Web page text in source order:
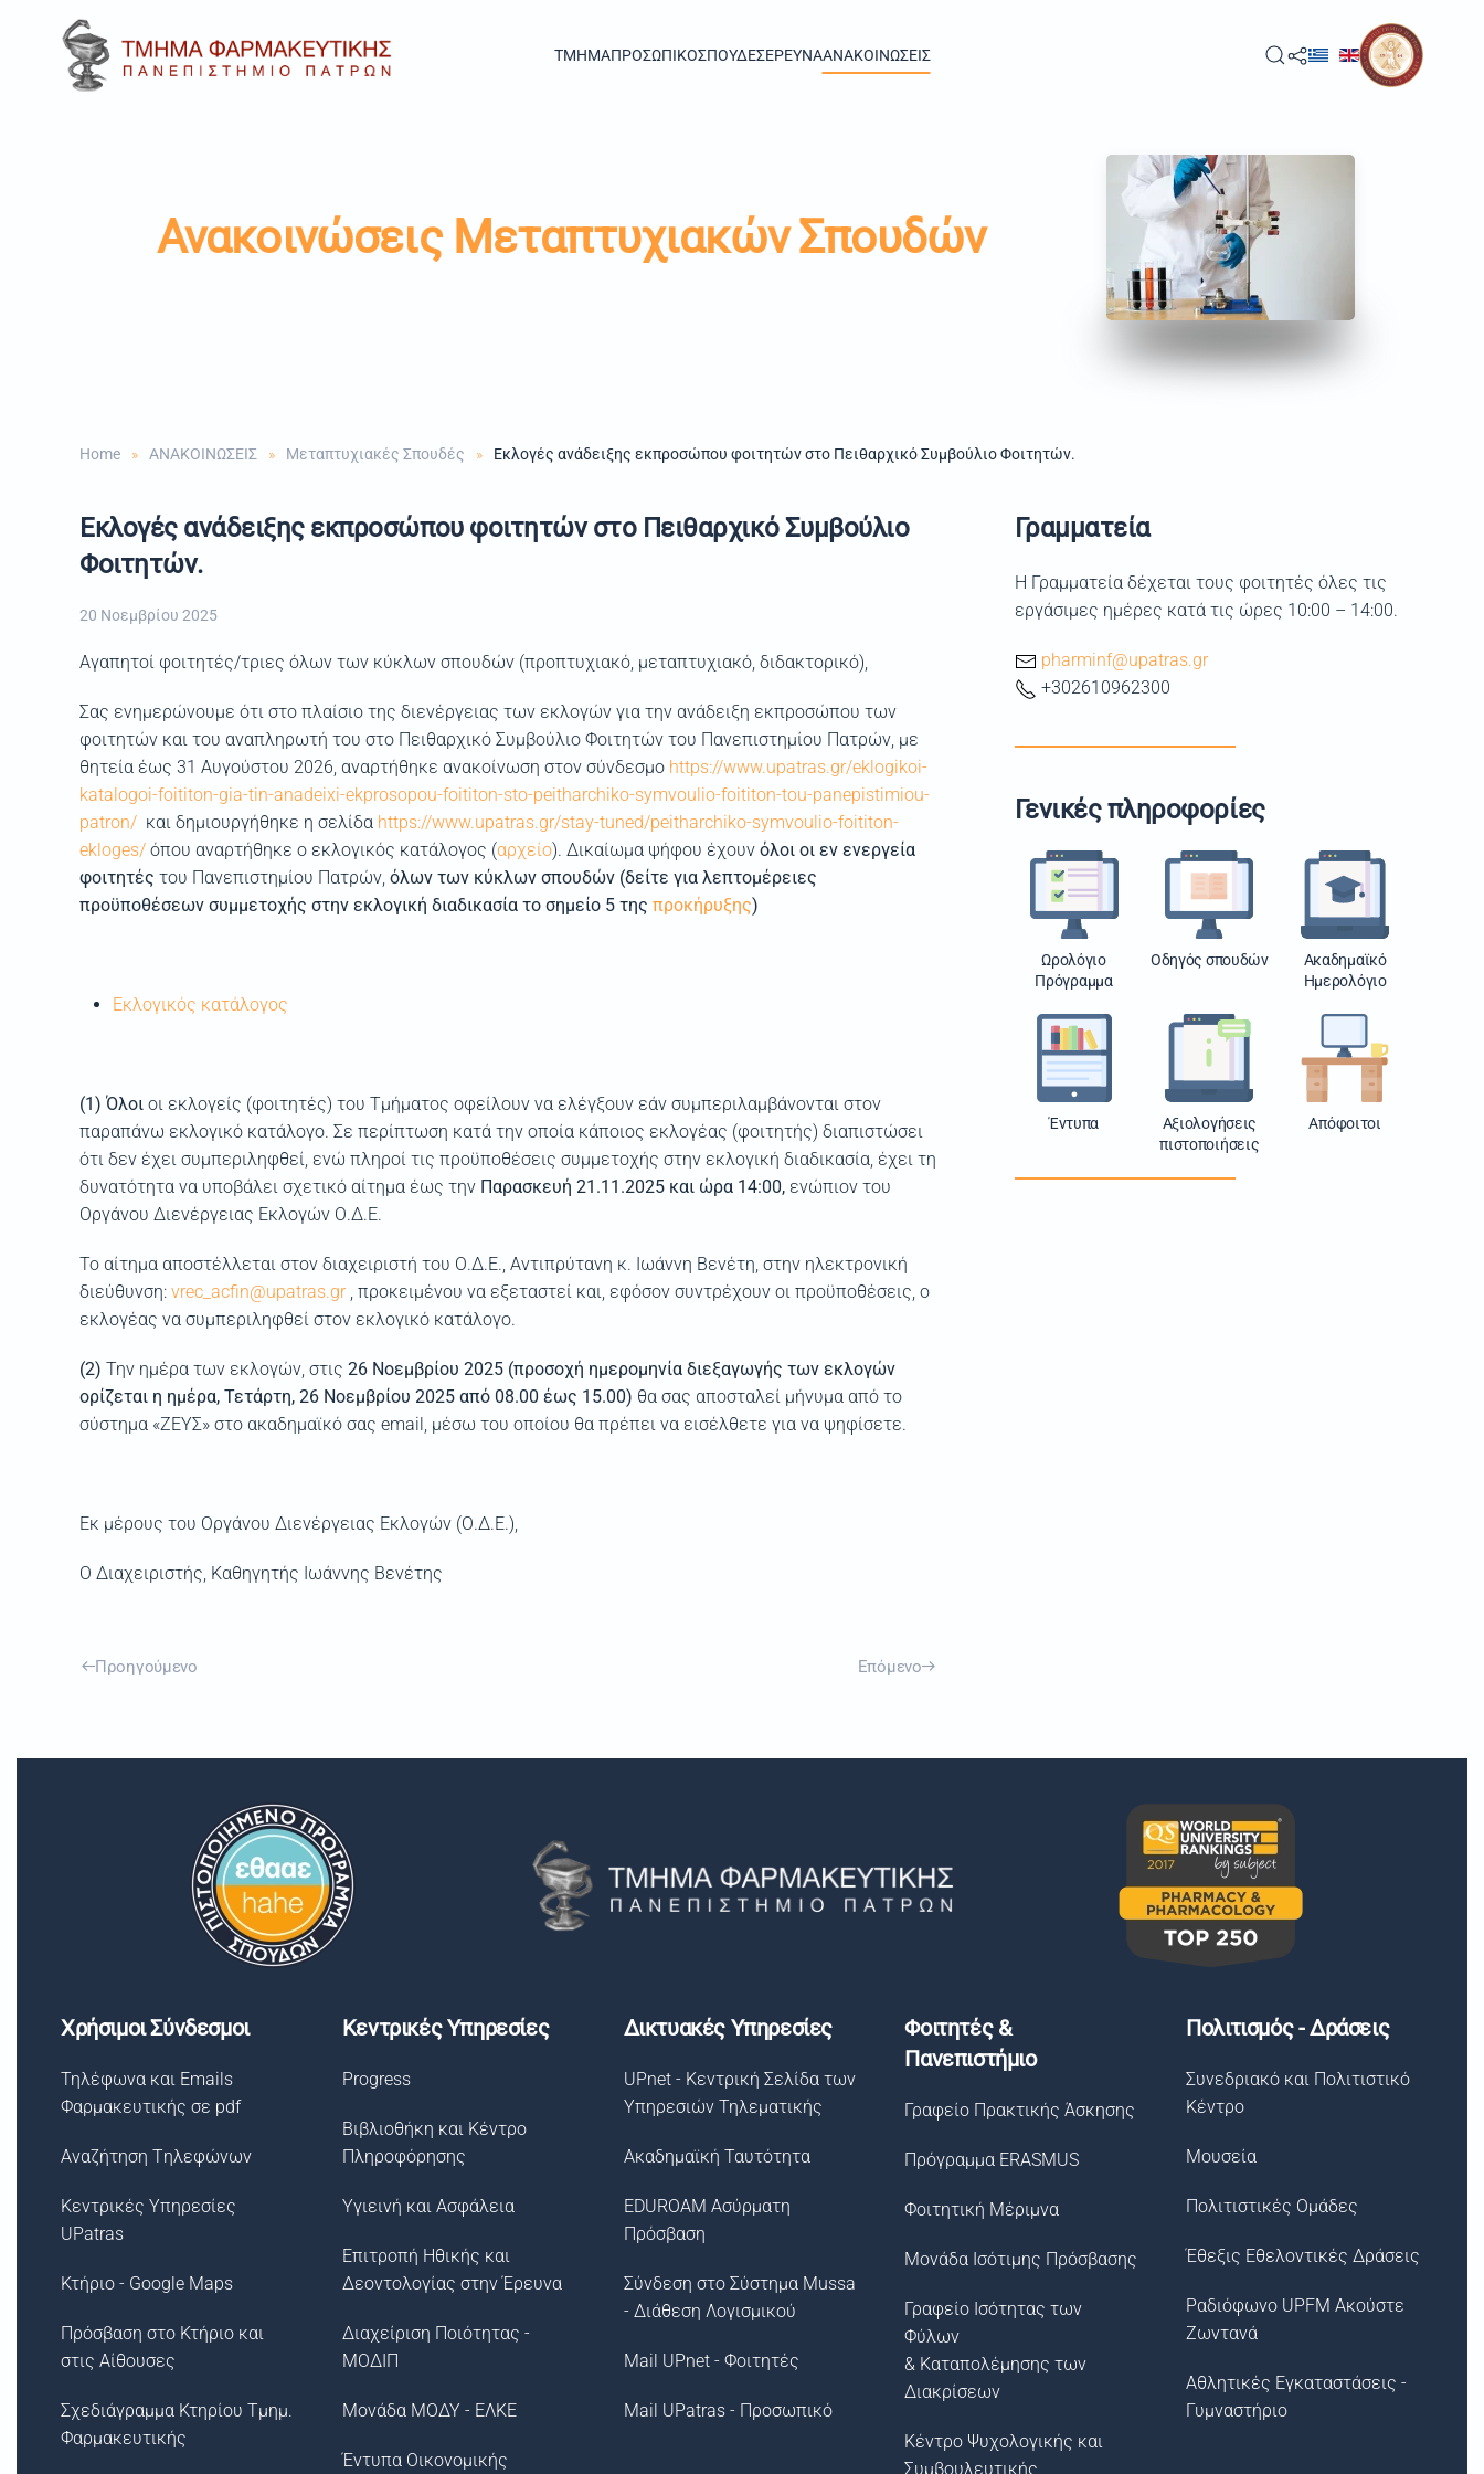
Skip to main content TMHMAΠΡΟΣΩΠΙΚΟΣΠΟΥΔΕΣΕΡΕΥΝΑΑΝΑΚΟΙΝΩΣΕΙΣ
Ανακοινώσεις Μεταπτυχιακών Σπουδών
Home ΑΝΑΚΟΙΝΩΣΕΙΣ Μεταπτυχιακές Σπουδές Εκλογές ανάδειξης εκπροσώπου φοιτητών στο Πειθαρχικό Συμβούλιο Φοιτητών.
Εκλογές ανάδειξης εκπροσώπου φοιτητών στο Πειθαρχικό Συμβούλιο
Φοιτητών.
20 Νοεμβρίου 2025
Αγαπητοί φοιτητές/τριες όλων των κύκλων σπουδών (προπτυχιακό, μεταπτυχιακό, διδακτορικό),
Σας ενημερώνουμε ότι στο πλαίσιο της διενέργειας των εκλογών για την ανάδειξη εκπροσώπου των
φοιτητών και του αναπληρωτή του στο Πειθαρχικό Συμβούλιο Φοιτητών του Πανεπιστημίου Πατρών, με
θητεία έως 31 Αυγούστου 2026, αναρτήθηκε ανακοίνωση στον σύνδεσμο https://www.upatras.gr/eklogikoi-
katalogoi-foititon-gia-tin-anadeixi-ekprosopou-foititon-sto-peitharchiko-symvoulio-foititon-tou-panepistimiou-
patron/ και δημιουργήθηκε η σελίδα https://www.upatras.gr/stay-tuned/peitharchiko-symvoulio-foititon-
ekloges/ όπου αναρτήθηκε ο εκλογικός κατάλογος (αρχείο). Δικαίωμα ψήφου έχουν όλοι οι εν ενεργεία
φοιτητές του Πανεπιστημίου Πατρών, όλων των κύκλων σπουδών (δείτε για λεπτομέρειες
προϋποθέσεων συμμετοχής στην εκλογική διαδικασία το σημείο 5 της προκήρυξης)
Εκλογικός κατάλογος
(1) Όλοι οι εκλογείς (φοιτητές) του Τμήματος οφείλουν να ελέγξουν εάν συμπεριλαμβάνονται στον
παραπάνω εκλογικό κατάλογο. Σε περίπτωση κατά την οποία κάποιος εκλογέας (φοιτητής) διαπιστώσει
ότι δεν έχει συμπεριληφθεί, ενώ πληροί τις προϋποθέσεις συμμετοχής στην εκλογική διαδικασία, έχει τη
δυνατότητα να υποβάλει σχετικό αίτημα έως την Παρασκευή 21.11.2025 και ώρα 14:00, ενώπιον του
Οργάνου Διενέργειας Εκλογών Ο.Δ.Ε.
Το αίτημα αποστέλλεται στον διαχειριστή του Ο.Δ.Ε., Αντιπρύτανη κ. Ιωάννη Βενέτη, στην ηλεκτρονική
διεύθυνση: vrec_acfin@upatras.gr, προκειμένου να εξεταστεί και, εφόσον συντρέχουν οι προϋποθέσεις, ο
εκλογέας να συμπεριληφθεί στον εκλογικό κατάλογο.
(2) Την ημέρα των εκλογών, στις 26 Νοεμβρίου 2025 (προσοχή ημερομηνία διεξαγωγής των εκλογών
ορίζεται η ημέρα, Τετάρτη, 26 Νοεμβρίου 2025 από 08.00 έως 15.00) θα σας αποσταλεί μήνυμα από το
σύστημα «ΖΕΥΣ» στο ακαδημαϊκό σας email, μέσω του οποίου θα πρέπει να εισέλθετε για να ψηφίσετε.
Εκ μέρους του Οργάνου Διενέργειας Εκλογών (Ο.Δ.Ε.),
Ο Διαχειριστής, Καθηγητής Ιωάννης Βενέτης
Προηγούμενο Επόμενο
Γραμματεία
Η Γραμματεία δέχεται τους φοιτητές όλες τις
εργάσιμες ημέρες κατά τις ώρες 10:00 – 14:00.
pharminf@upatras.gr
+302610962300
Γενικές πληροφορίες
Ωρολόγιο
Πρόγραμμα
Οδηγός σπουδών
Ακαδημαϊκό
Ημερολόγιο
Έντυπα
Αξιολογήσεις
πιστοποιήσεις
Απόφοιτοι
Χρήσιμοι Σύνδεσμοι
Τηλέφωνα και Emails
Φαρμακευτικής σε pdf
Αναζήτηση Tηλεφώνων
Κεντρικές Υπηρεσίες
UPatras
Κτήριο - Google Maps
Πρόσβαση στο Κτήριο και
στις Αίθουσες
Σχεδιάγραμμα Κτηρίου Τμημ.
Φαρμακευτικής
Κεντρικές Υπηρεσίες
Progress
Βιβλιοθήκη και Κέντρο
Πληροφόρησης
Υγιεινή και Ασφάλεια
Επιτροπή Ηθικής και
Δεοντολογίας στην Έρευνα
Διαχείριση Ποιότητας -
ΜΟΔΙΠ
Μονάδα ΜΟΔΥ - ΕΛΚΕ
Έντυπα Οικονομικής
Δικτυακές Υπηρεσίες
UPnet - Κεντρική Σελίδα των
Υπηρεσιών Τηλεματικής
Ακαδημαϊκή Ταυτότητα
EDUROAM Ασύρματη
Πρόσβαση
Σύνδεση στο Σύστημα Μussa
- Διάθεση Λογισμικού
Mail UPnet - Φοιτητές
Mail UPatras - Προσωπικό
Φοιτητές &
Πανεπιστήμιο
Γραφείο Πρακτικής Άσκησης
Πρόγραμμα ERASMUS
Φοιτητική Μέριμνα
Μονάδα Ισότιμης Πρόσβασης
Γραφείο Ισότητας των
Φύλων
& Καταπολέμησης των
Διακρίσεων
Κέντρο Ψυχολογικής και
Συμβουλευτικής
Πολιτισμός - Δράσεις
Συνεδριακό και Πολιτιστικό
Κέντρο
Μουσεία
Πολιτιστικές Ομάδες
Έθεξις Εθελοντικές Δράσεις
Ραδιόφωνο UPFM Ακούστε
Ζωντανά
Αθλητικές Εγκαταστάσεις -
Γυμναστήριο